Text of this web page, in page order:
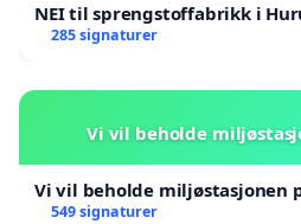
NEI til sprengstoffabrikk i
285 signaturer
Vi vil beholde
Vi vil beholde miljøstasjonen
549 signaturer